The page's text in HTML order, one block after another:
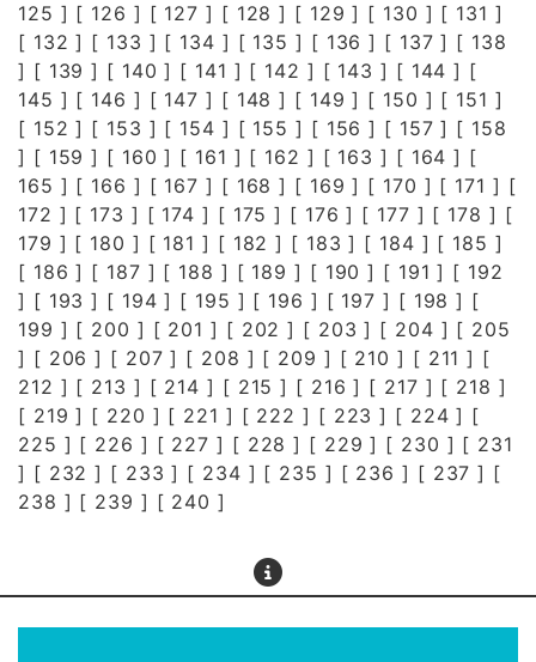
125 ] [ 126 ] [ 127 ] [ 128 ] [ 129 ] [ 130 ] [ 131 ]
[ 132 ] [ 133 ] [ 134 ] [ 135 ] [ 136 ] [ 137 ] [ 138
] [ 139 ] [ 140 ] [ 141 ] [ 142 ] [ 143 ] [ 144 ] [
145 ] [ 146 ] [ 147 ] [ 148 ] [ 149 ] [ 150 ] [ 151 ]
[ 152 ] [ 153 ] [ 154 ] [ 155 ] [ 156 ] [ 157 ] [ 158
] [ 159 ] [ 160 ] [ 161 ] [ 162 ] [ 163 ] [ 164 ] [
165 ] [ 166 ] [ 167 ] [ 168 ] [ 169 ] [ 170 ] [ 171 ] [
172 ] [ 173 ] [ 174 ] [ 175 ] [ 176 ] [ 177 ] [ 178 ] [
179 ] [ 180 ] [ 181 ] [ 182 ] [ 183 ] [ 184 ] [ 185 ]
[ 186 ] [ 187 ] [ 188 ] [ 189 ] [ 190 ] [ 191 ] [ 192
] [ 193 ] [ 194 ] [ 195 ] [ 196 ] [ 197 ] [ 198 ] [
199 ] [ 200 ] [ 201 ] [ 202 ] [ 203 ] [ 204 ] [ 205
] [ 206 ] [ 207 ] [ 208 ] [ 209 ] [ 210 ] [ 211 ] [
212 ] [ 213 ] [ 214 ] [ 215 ] [ 216 ] [ 217 ] [ 218 ]
[ 219 ] [ 220 ] [ 221 ] [ 222 ] [ 223 ] [ 224 ] [
225 ] [ 226 ] [ 227 ] [ 228 ] [ 229 ] [ 230 ] [ 231
] [ 232 ] [ 233 ] [ 234 ] [ 235 ] [ 236 ] [ 237 ] [
238 ] [ 239 ] [ 240 ]